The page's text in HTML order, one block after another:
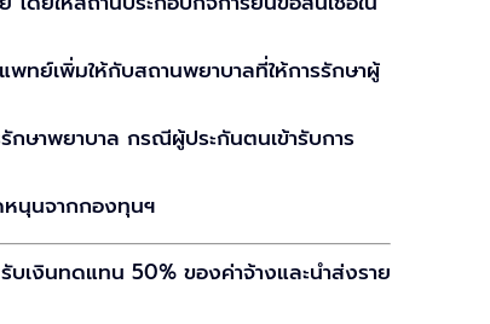
ทย์เพิ่มให้กับสถานพยาบาลที่ให้การรักษาผู้
ษาพยาบาล กรณีผู้ประกันตนเข้ารับการ
หนุนจากกองทุนฯ
เงินทดแทน 50% ของค่าจ้างและนำส่งราย